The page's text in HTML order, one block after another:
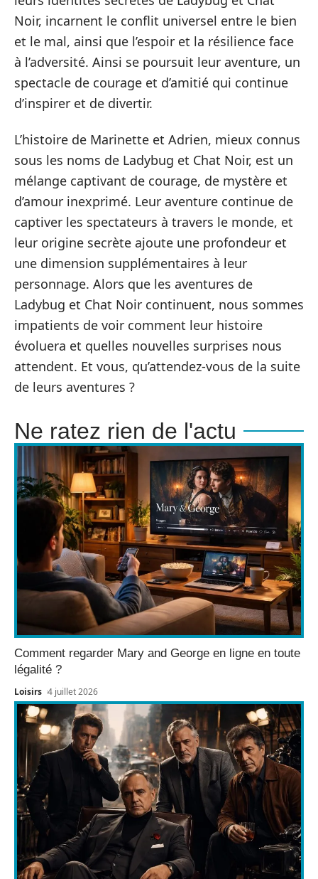
Noir, incarnent le conflit universel entre le bien
et le mal, ainsi que l’espoir et la résilience face
à l’adversité. Ainsi se poursuit leur aventure, un
spectacle de courage et d’amitié qui continue
d’inspirer et de divertir.
L’histoire de Marinette et Adrien, mieux connus
sous les noms de Ladybug et Chat Noir, est un
mélange captivant de courage, de mystère et
d’amour inexprimé. Leur aventure continue de
captiver les spectateurs à travers le monde, et
leur origine secrète ajoute une profondeur et
une dimension supplémentaires à leur
personnage. Alors que les aventures de
Ladybug et Chat Noir continuent, nous sommes
impatients de voir comment leur histoire
évoluera et quelles nouvelles surprises nous
attendent. Et vous, qu’attendez-vous de la suite
de leurs aventures ?
Ne ratez rien de l'actu
Comment regarder Mary and George en ligne en toute
légalité ?
Loisirs 4 juillet 2026